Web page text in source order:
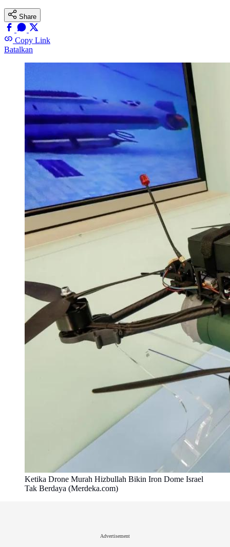
Share
Copy Link
Batalkan
Ketika Drone Murah Hizbullah Bikin Iron Dome Israel
Tak Berdaya (Merdeka.com)
Advertisement